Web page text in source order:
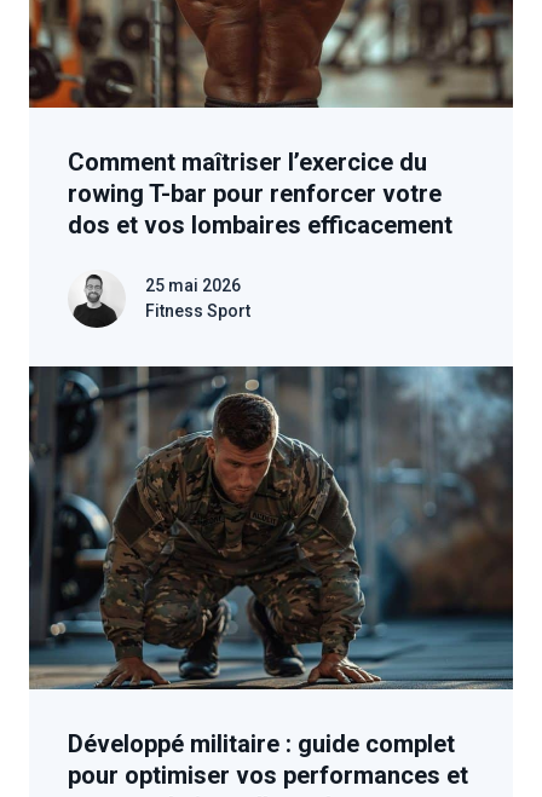
Comment maîtriser l’exercice du
rowing T-bar pour renforcer votre
dos et vos lombaires efficacement
25 mai 2026
Fitness Sport
Développé militaire : guide complet
pour optimiser vos performances et